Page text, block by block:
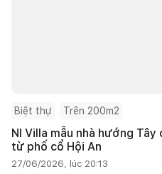
Biệt thự Trên 200m2
NI Villa mẫu nhà hướng
từ phố cổ Hội An
27/06/2026, lúc 20:13